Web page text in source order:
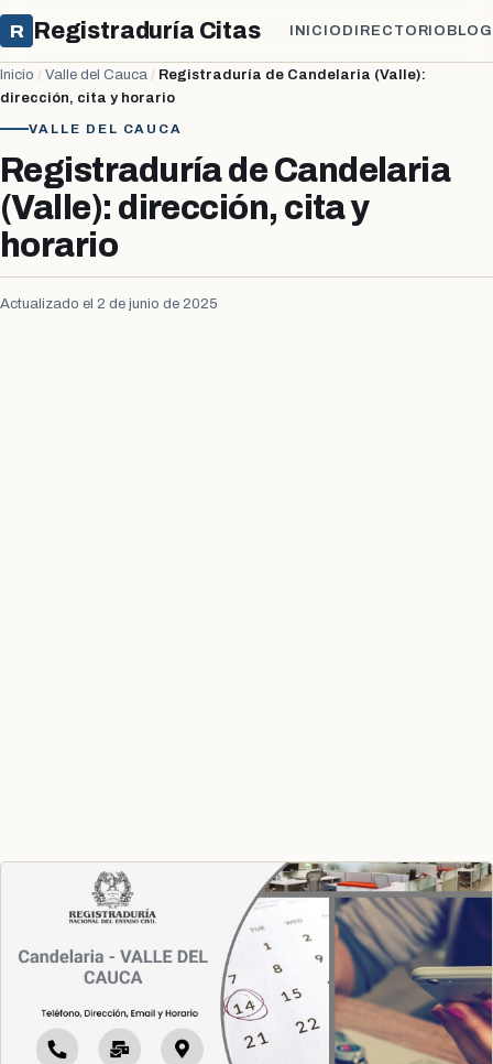
R Registraduría Citas INICIO DIRECTORIO BLOG
Inicio / Valle del Cauca / Registraduría de Candelaria (Valle):
dirección, cita y horario
VALLE DEL CAUCA
Registraduría de Candelaria
(Valle): dirección, cita y
horario
Actualizado el 2 de junio de 2025